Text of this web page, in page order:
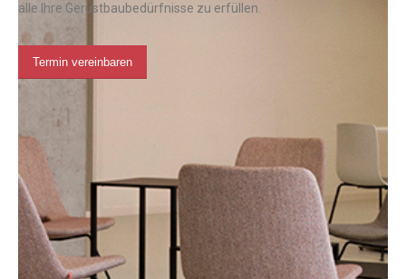
alle Ihre Gerüstbaubedürfnisse zu erfüllen.
Termin vereinbaren